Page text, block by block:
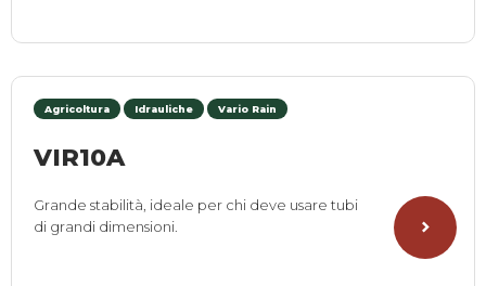
Agricoltura Idrauliche Vario Rain
VIR10A
Grande stabilità, ideale per chi deve usare tubi
di grandi dimensioni.